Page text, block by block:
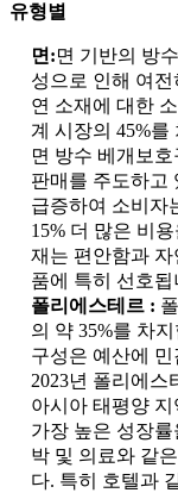
유형별
면:면 기반의 방
성으로 인해 여
연 소재에 대한
계 시장의 45%를
면 방수 베개보호
판매를 주도하고
급증하여 소비자
15% 더 많은 비
재는 편안함과 자
품에 특히 선호됩
폴리에스테르 :
의 약 35%를 차
구성은 예산에
2023년 폴리에스
아시아 태평양
가장 높은 성장
박 및 의료와 같
다. 특히 호텔과